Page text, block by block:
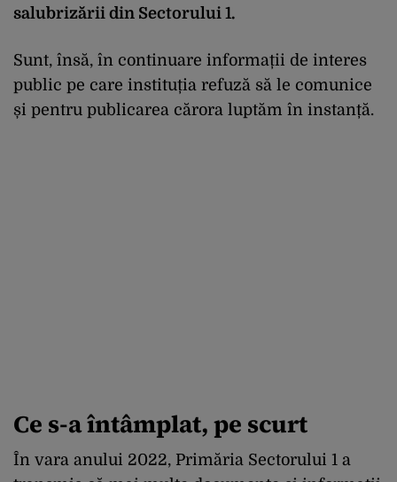
salubrizării din Sectorului 1.
Sunt, însă, în continuare informații de interes
public pe care instituția refuză să le comunice
și pentru publicarea cărora luptăm în instanță.
Ce s-a întâmplat, pe scurt
În vara anului 2022, Primăria Sectorului 1 a